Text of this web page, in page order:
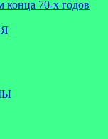
конца 70-х годов